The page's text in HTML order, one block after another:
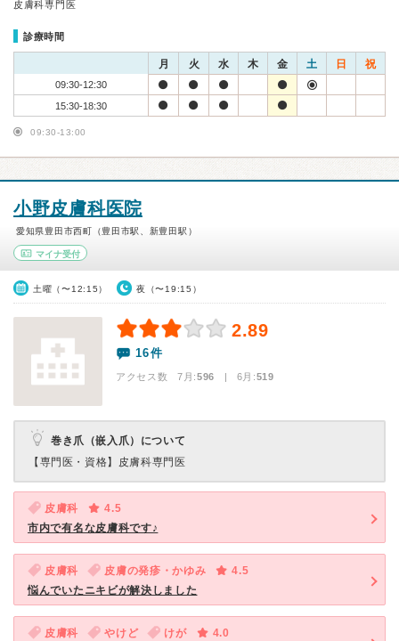
皮膚科専門医
診療時間
月 火 水 木 金 土 日 祝
09:30-12:30
15:30-18:30
09:30-13:00
小野皮膚科医院
愛知県豊田市西町（豊田市駅、新豊田駅）
マイナ受付
土曜（〜12:15） 夜（〜19:15）
2.89
16件
アクセス数 7月:596 | 6月:519
巻き爪（嵌入爪）について
【専門医・資格】 皮膚科専門医
皮膚科
4.5
市内で有名な皮膚科です♪
皮膚科 皮膚の発疹・かゆみ
4.5
悩んでいたニキビが解決しました
皮膚科 やけど けが
4.0